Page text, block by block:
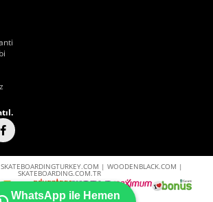
| WOODENBLACK.COM |
SKATEBOARDING.COM.TR
WhatsApp ile Hemen